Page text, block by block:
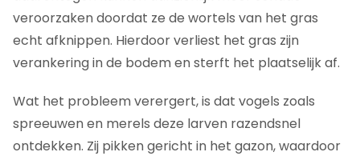
veroorzaken doordat ze de wortels van het gras
echt afknippen. Hierdoor verliest het gras zijn
verankering in de bodem en sterft het plaatselijk af.
Wat het probleem verergert, is dat vogels zoals
spreeuwen en merels deze larven razendsnel
ontdekken. Zij pikken gericht in het gazon, waardoor